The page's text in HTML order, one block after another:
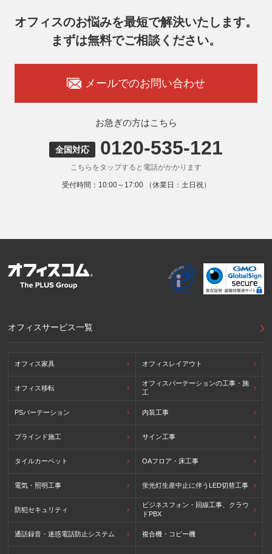
オフィスのお悩みを最短で解決いたします。
まずは無料でご相談ください。
メールでのお問い合わせ
お急ぎの方はこちら
全国対応 0120-535-121
こちらをタップすると電話がかかります
受付時間：10:00～17:00 （休業日：土日祝）
オフィスサービス一覧
オフィス家具 オフィスレイアウト
オフィス移転
オフィスパーテーションの工事・施
工
PSパーテーション 内装工事
ブラインド施工 サイン工事
タイルカーペット OAフロア・床工事
電気・照明工事 蛍光灯生産中止に伴うLED切替工事
防犯セキュリティ
ビジネスフォン・回線工事、クラウ
ドPBX
通話録音・迷惑電話防止システム 複合機・コピー機